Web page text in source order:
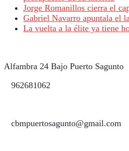
Jorge Romanillos cierra el
Gabriel Navarro apuntala el
La vuelta a la élite ya tiene
Alfambra 24 Bajo Puerto Sagunto
962681062
cbmpuertosagunto@gmail.com